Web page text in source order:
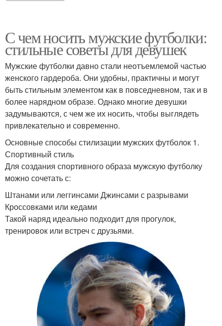
С чем носить мужские футболки:
стильные советы для девушек
Мужские футболки давно стали неотъемлемой частью
женского гардероба. Они удобны, практичны и могут
быть стильным элементом как в повседневном, так и в
более нарядном образе. Однако многие девушки
задумываются, с чем же их носить, чтобы выглядеть
привлекательно и современно.
Основные способы стилизации мужских футболок 1.
Спортивный стиль
Для создания спортивного образа мужскую футболку
можно сочетать с:
Штанами или леггинсами Джинсами с разрывами
Кроссовками или кедами
Такой наряд идеально подходит для прогулок,
тренировок или встреч с друзьями.